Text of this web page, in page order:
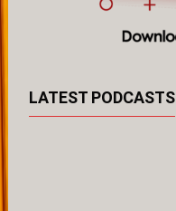
LATEST PODCASTS